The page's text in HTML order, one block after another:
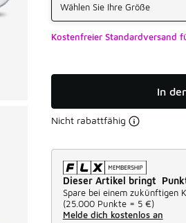
Wählen Sie Ihre Größe
Kostenfreier Standardversand
In
Nicht rabattfähig
Dieser Artikel bringt
Spare bei einem zukünftigen
(25.000 Punkte = 5 €)
Melde dich kostenlos an